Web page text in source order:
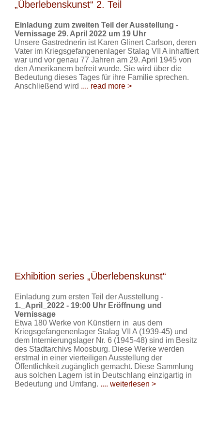
„Überlebenskunst“ 2. Teil
Einladung zum zweiten Teil der Ausstellung -
Vernissage 29. April 2022 um 19 Uhr
Unsere Gastrednerin ist Karen Glinert Carlson, deren
Vater im Kriegsgefangenenlager Stalag VII A inhaftiert
war und vor genau 77 Jahren am 29. April 1945 von
den Amerikanern befreit wurde. Sie wird über die
Bedeutung dieses Tages für ihre Familie sprechen.
Anschließend wird .... read more >
Exhibition series „Überlebenskunst“
Einladung zum ersten Teil der Ausstellung -
1._April_2022 - 19:00 Uhr Eröffnung und
Vernissage
Etwa 180 Werke von Künstlern in aus dem
Kriegsgefangenenlager Stalag VII A (1939-45) und
dem Internierungslager Nr. 6 (1945-48) sind im Besitz
des Stadtarchivs Moosburg. Diese Werke werden
erstmal in einer vierteiligen Ausstellung der
Öffentlichkeit zugänglich gemacht. Diese Sammlung
aus solchen Lagern ist in Deutschlang einzigartig in
Bedeutung und Umfang. .... weiterlesen >